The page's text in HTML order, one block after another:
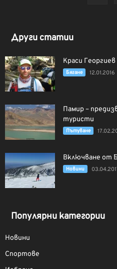
Други статии
Краси
Бягане 12.01.2016
Памир –
туристи
Пътуване
Включване от
Новини
Популярни категории
Новини
Спортове